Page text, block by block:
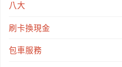
八大
刷卡換現金
包車服務